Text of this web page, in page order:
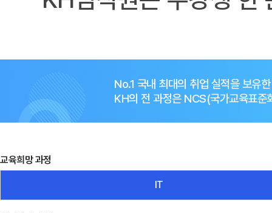
No.1 국내 최대의 취업 실적을 보유
KH의 전 과정은 NCS(국가교육표준
교육희망 과정
IT